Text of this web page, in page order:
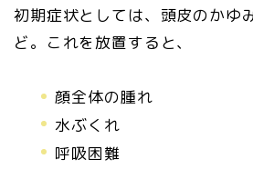
初期症状としては、頭皮のかゆ
ど。これを放置すると、
顔全体の腫れ
水ぶくれ
呼吸困難